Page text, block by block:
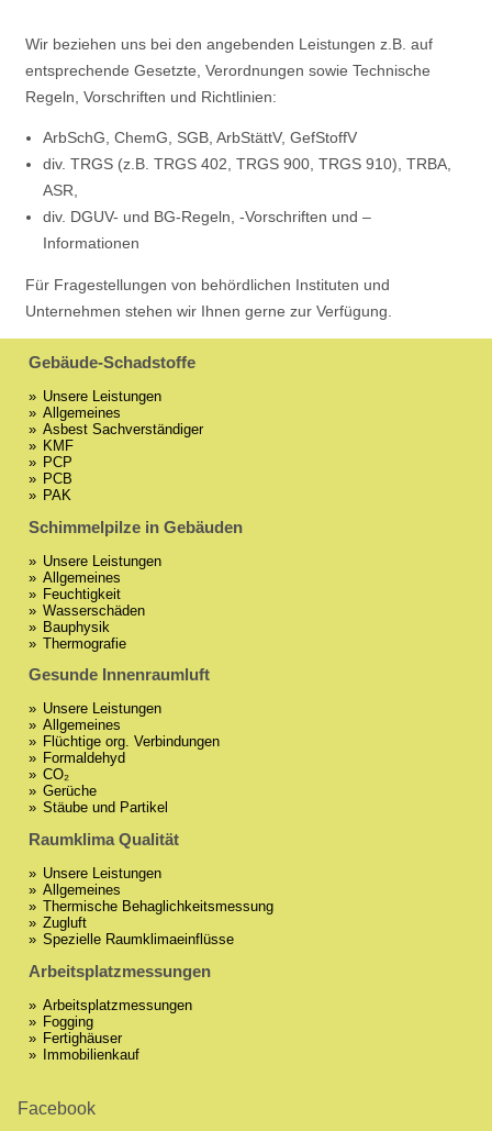
Wir beziehen uns bei den angebenden Leistungen z.B. auf
entsprechende Gesetzte, Verordnungen sowie Technische
Regeln, Vorschriften und Richtlinien:
ArbSchG, ChemG, SGB, ArbStättV, GefStoffV
div. TRGS (z.B. TRGS 402, TRGS 900, TRGS 910), TRBA,
ASR,
div. DGUV- und BG-Regeln, -Vorschriften und –
Informationen
Für Fragestellungen von behördlichen Instituten und
Unternehmen stehen wir Ihnen gerne zur Verfügung.
Gebäude-Schadstoffe
Unsere Leistungen
Allgemeines
Asbest Sachverständiger
KMF
PCP
PCB
PAK
Schimmelpilze in Gebäuden
Unsere Leistungen
Allgemeines
Feuchtigkeit
Wasserschäden
Bauphysik
Thermografie
Gesunde Innenraumluft
Unsere Leistungen
Allgemeines
Flüchtige org. Verbindungen
Formaldehyd
CO₂
Gerüche
Stäube und Partikel
Raumklima Qualität
Unsere Leistungen
Allgemeines
Thermische Behaglichkeitsmessung
Zugluft
Spezielle Raumklimaeinflüsse
Arbeitsplatzmessungen
Arbeitsplatzmessungen
Fogging
Fertighäuser
Immobilienkauf
Facebook